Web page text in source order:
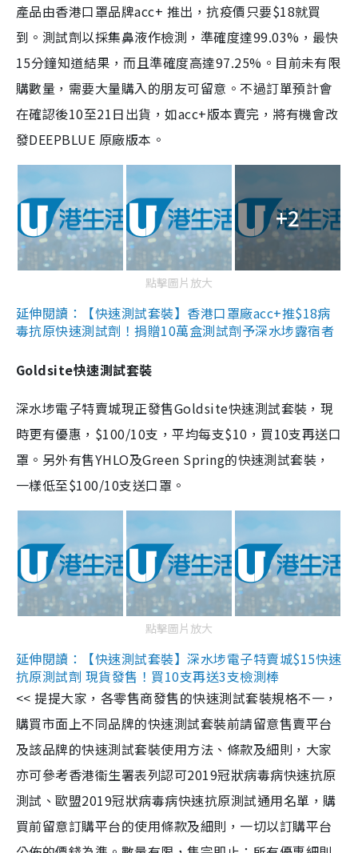
產品由香港口罩品牌acc+ 推出，抗疫價只要$18就買
到。測試劑以採集鼻液作檢測，準確度達99.03%，最快
15分鐘知道結果，而且準確度高達97.25%。目前未有限
購數量，需要大量購入的朋友可留意。不過訂單預計會
在確認後10至21日出貨，如acc+版本賣完，將有機會改
發DEEPBLUE 原廠版本。
+2
點擊圖片放大
延伸閱讀：【快速測試套裝】香港口罩廠acc+推$18病
毒抗原快速測試劑！捐贈10萬盒測試劑予深水埗露宿者
Goldsite快速測試套裝
深水埗電子特賣城現正發售Goldsite快速測試套裝，現
時更有優惠，$100/10支，平均每支$10，買10支再送口
罩。另外有售YHLO及Green Spring的快速測試套裝，
一樣低至$100/10支送口罩。
點擊圖片放大
延伸閱讀：【快速測試套裝】深水埗電子特賣城$15快速
抗原測試劑 現貨發售！買10支再送3支檢測棒
<< 提提大家，各零售商發售的快速測試套裝規格不一，
購買市面上不同品牌的快速測試套裝前請留意售賣平台
及該品牌的快速測試套裝使用方法、條款及細則，大家
亦可參考香港衞生署表列認可2019冠狀病毒病快速抗原
測試、歐盟2019冠狀病毒病快速抗原測試通用名單，購
買前留意訂購平台的使用條款及細則，一切以訂購平台